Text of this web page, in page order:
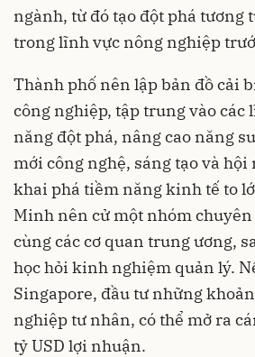
ngành, từ đó tạo đột phá tương
trong lĩnh vực nông nghiệp
Thành phố nên lập bản đồ cải
công nghiệp, tập trung vào các
năng đột phá, nâng cao năng
mới công nghệ, sáng tạo và hội
khai phá tiềm năng kinh tế to
Minh nên cử một nhóm
cùng các cơ quan trung ương,
học hỏi kinh nghiệm quản lý.
Singapore, đầu tư những
nghiệp tư nhân, có thể mở ra
tỷ USD lợi nhuận.